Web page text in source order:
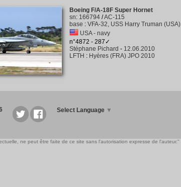
Boeing F/A-18F Super Hornet
sn: 166794 /AC-115
base : VFA-32, USS Harry Truman (USA)
USA - navy
n°4872 - 287✓
Stéphane Pichard - 12.06.2010
LFTH : Hyères (FRA) JPO 2010
Select Language ▼
ne peut être faite de ce site sans l'autorisation expresse de l'auteur."